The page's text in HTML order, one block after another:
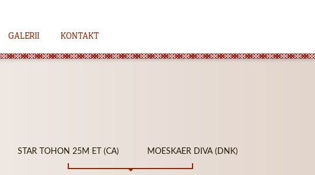
GALERII KONTAKT
STAR TOHON 25M ET (CA) MOESKAER DIVA (DNK)